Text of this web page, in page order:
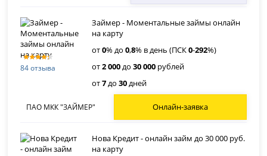
84 отзыва
Займер - Моментальные займы онлайн
на карту
от0% до0,8% в день (ПСК0-292%)
от2 000до30 000 рублей
от7до30дней
ПАО МКК "ЗАЙМЕР" Онлайн-заявка
Нова Кредит - онлайн займ до 30 000 руб.
на карту